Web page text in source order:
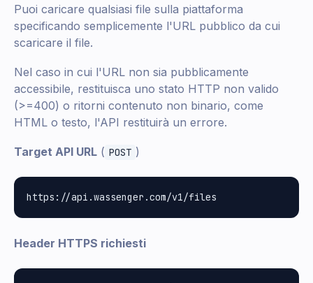
Puoi caricare qualsiasi file sulla piattaforma
specificando semplicemente l'URL pubblico da cui
scaricare il file.
Nel caso in cui l'URL non sia pubblicamente
accessibile, restituisca uno stato HTTP non valido
(>=400) o ritorni contenuto non binario, come
HTML o testo, l'API restituirà un errore.
Target API URL ( POST )
Header HTTPS richiesti